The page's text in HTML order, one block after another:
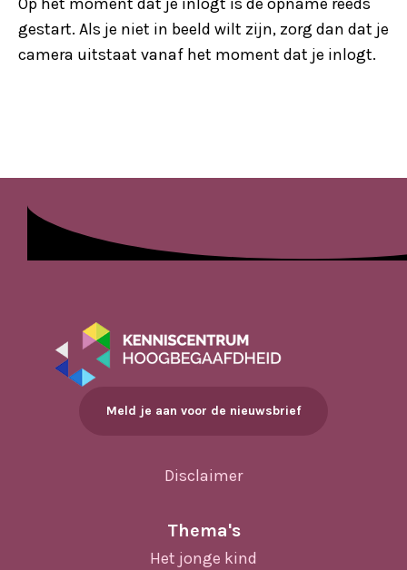
Op het moment dat je inlogt is de opname reeds
gestart. Als je niet in beeld wilt zijn, zorg dan dat je
camera uitstaat vanaf het moment dat je inlogt.
Meld je aan voor de nieuwsbrief
Disclaimer
Thema's
Het jonge kind